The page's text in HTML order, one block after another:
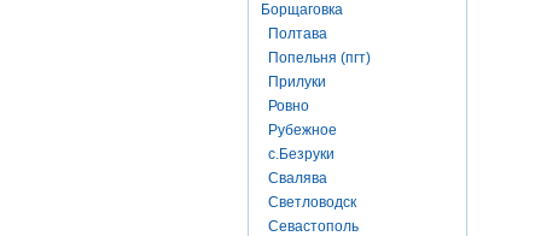
Борщаговка
Полтава
Попельня (пгт)
Прилуки
Ровно
Рубежное
с.Безруки
Свалява
Светловодск
Севастополь